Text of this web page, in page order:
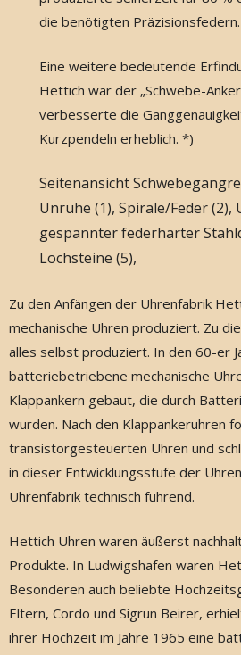
die benötigten Präzisionsfedern.
Eine weitere bedeutende
Hettich war der „Schwebe-
verbesserte die
Kurzpendeln erheblich. *)
Seitenansicht
Unruhe (1), Spirale/Feder (2),
gespannter federharter
Lochsteine (5),
Zu den Anfängen der Uhrenfabrik
mechanische Uhren produziert. Zu
alles selbst produziert. In den 60-er
batteriebetriebene mechanische
Klappankern gebaut, die durch
wurden. Nach den Klappankeruhren
transistorgesteuerten Uhren und
in dieser Entwicklungsstufe der
Uhrenfabrik technisch führend.
Hettich Uhren waren äußerst
Produkte. In Ludwigshafen waren
Besonderen auch beliebte
Eltern, Cordo und Sigrun Beirer,
ihrer Hochzeit im Jahre 1965 eine